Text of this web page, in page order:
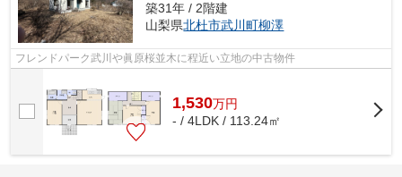
築31年 / 2階建
山梨県北杜市武川町柳澤
フレンドパーク武川や眞原桜並木に程近い立地の中古物件
1,530万円
- / 4LDK / 113.24㎡